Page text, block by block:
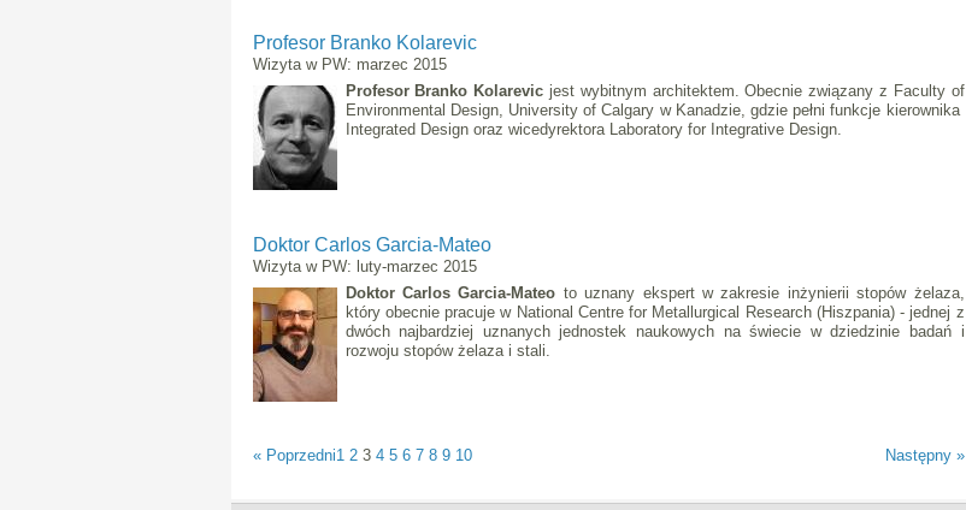
Profesor Branko Kolarevic
Wizyta w PW: marzec 2015
Profesor Branko Kolarevic jest wybitnym architektem. Obecnie związany z Faculty of
Environmental Design, University of Calgary w Kanadzie, gdzie pełni funkcje kierownika
Integrated Design oraz wicedyrektora Laboratory for Integrative Design.
Doktor Carlos Garcia-Mateo
Wizyta w PW: luty-marzec 2015
Doktor Carlos Garcia-Mateo to uznany ekspert w zakresie inżynierii stopów żelaza,
który obecnie pracuje w National Centre for Metallurgical Research (Hiszpania) - jednej z
dwóch najbardziej uznanych jednostek naukowych na świecie w dziedzinie badań i
rozwoju stopów żelaza i stali.
« Poprzedni Następny »
1 2 3 4 5 6 7 8 9 10